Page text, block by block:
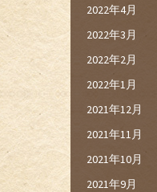
2022年4月
2022年3月
2022年2月
2022年1月
2021年12月
2021年11月
2021年10月
2021年9月